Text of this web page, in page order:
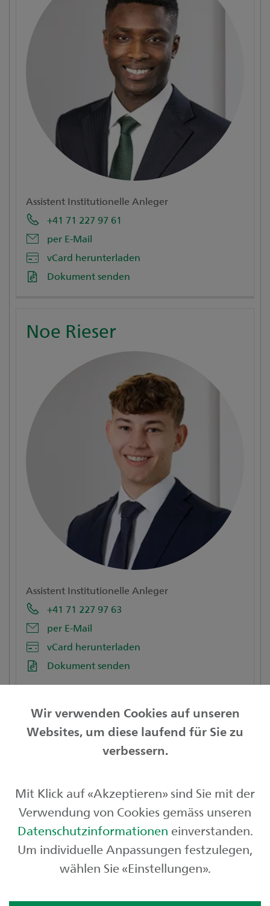
Assistent Institutionelle Anleger
+41 71 227 97 61
per E-Mail
vCard herunterladen
Dokument senden
Noe Rieser
Assistent Institutionelle Anleger
+41 71 227 97 63
per E-Mail
vCard herunterladen
Dokument senden
Privatkunden
Börse und Märkte
Über uns
Wir verwenden Cookies auf unseren
Websites, um diese laufend für Sie zu
verbessern.
Mit Klick auf «Akzeptieren» sind Sie mit der
Verwendung von Cookies gemäss unseren
Datenschutzinformationen einverstanden.
Um individuelle Anpassungen festzulegen,
wählen Sie «Einstellungen».